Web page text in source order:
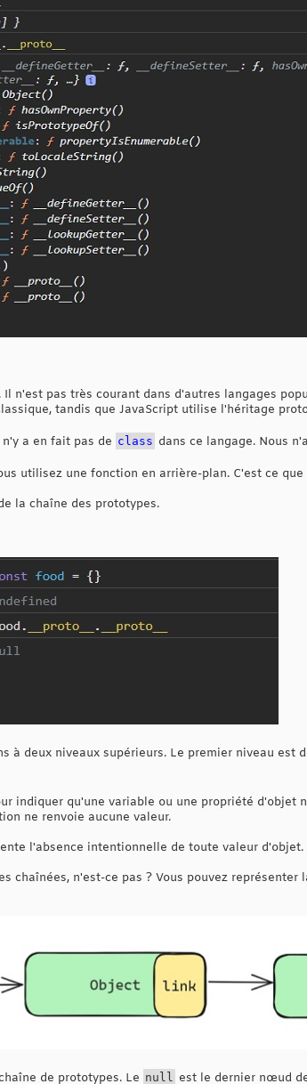
n'est pas très courant dans d'autres langages
tandis que JavaScript utilise l'héritage
a en fait pas de class dans ce langage. Nous
utilisez une fonction en arrière-plan. C'est ce
la chaîne des prototypes.
à deux niveaux supérieurs. Le premier niveau est
indiquer qu'une variable ou une propriété d'objet
ne renvoie aucune valeur.
l'absence intentionnelle de toute valeur d'objet.
chaînées, n'est-ce pas ? Vous pouvez représenter
de prototypes. Le null est le dernier nœud